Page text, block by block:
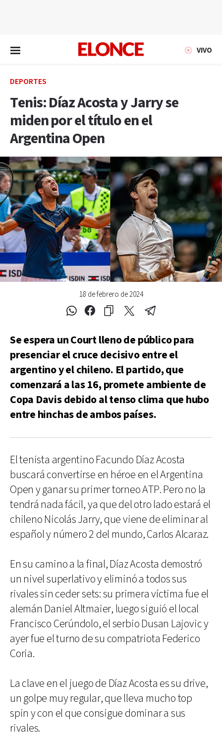
VIVO
DEPORTES
Tenis: Díaz Acosta y Jarry se
miden por el título en el
Argentina Open
18 de febrero de 2024
Se espera un Court lleno de público para
presenciar el cruce decisivo entre el
argentino y el chileno. El partido, que
comenzará a las 16, promete ambiente de
Copa Davis debido al tenso clima que hubo
entre hinchas de ambos países.
El tenista argentino Facundo Díaz Acosta
buscará convertirse en héroe en el Argentina
Open y ganar su primer torneo ATP. Pero no la
tendrá nada fácil, ya que del otro lado estará el
chileno Nicolás Jarry, que viene de eliminar al
español y número 2 del mundo, Carlos Alcaraz.
En su camino a la final, Díaz Acosta demostró
un nivel superlativo y eliminó a todos sus
rivales sin ceder sets: su primera víctima fue el
alemán Daniel Altmaier, luego siguió el local
Francisco Cerúndolo, el serbio Dusan Lajovic y
ayer fue el turno de su compatriota Federico
Coria.
La clave en el juego de Díaz Acosta es su drive,
un golpe muy regular, que lleva mucho top
spin y con el que consigue dominar a sus
rivales.